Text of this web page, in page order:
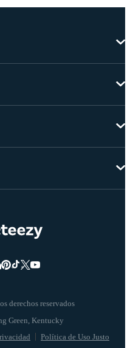
derechos reservados
Política de Uso Justo